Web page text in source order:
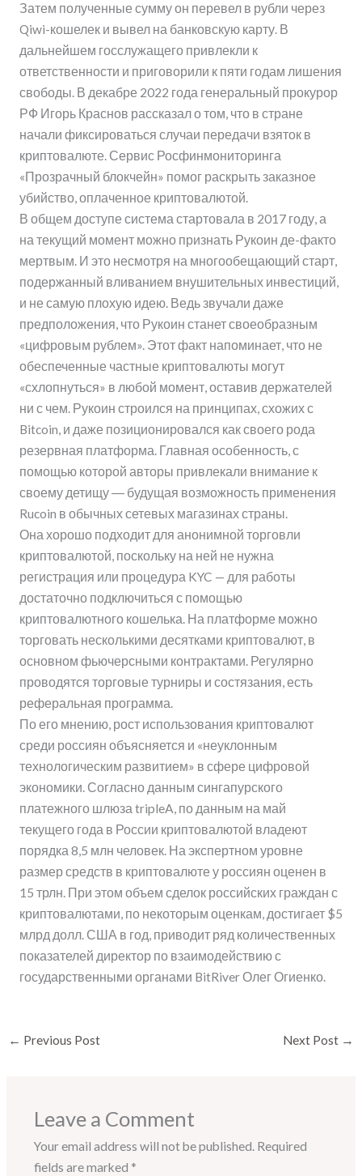
Затем полученные сумму он перевел в рубли через
Qiwi-кошелек и вывел на банковскую карту. В
дальнейшем госслужащего привлекли к
ответственности и приговорили к пяти годам лишения
свободы. В декабре 2022 года генеральный прокурор
РФ Игорь Краснов рассказал о том, что в стране
начали фиксироваться случаи передачи взяток в
криптовалюте. Сервис Росфинмониторинга
«Прозрачный блокчейн» помог раскрыть заказное
убийство, оплаченное криптовалютой.
В общем доступе система стартовала в 2017 году, а
на текущий момент можно признать Рукоин де-факто
мертвым. И это несмотря на многообещающий старт,
подержанный вливанием внушительных инвестиций,
и не самую плохую идею. Ведь звучали даже
предположения, что Рукоин станет своеобразным
«цифровым рублем». Этот факт напоминает, что не
обеспеченные частные криптовалюты могут
«схлопнуться» в любой момент, оставив держателей
ни с чем. Рукоин строился на принципах, схожих с
Bitcoin, и даже позиционировался как своего рода
резервная платформа. Главная особенность, с
помощью которой авторы привлекали внимание к
своему детищу ― будущая возможность применения
Rucoin в обычных сетевых магазинах страны.
Она хорошо подходит для анонимной торговли
криптовалютой, поскольку на ней не нужна
регистрация или процедура KYC — для работы
достаточно подключиться с помощью
криптовалютного кошелька. На платформе можно
торговать несколькими десятками криптовалют, в
основном фьючерсными контрактами. Регулярно
проводятся торговые турниры и состязания, есть
реферальная программа.
По его мнению, рост использования криптовалют
среди россиян объясняется и «неуклонным
технологическим развитием» в сфере цифровой
экономики. Согласно данным сингапурского
платежного шлюза tripleA, по данным на май
текущего года в России криптовалютой владеют
порядка 8,5 млн человек. На экспертном уровне
размер средств в криптовалюте у россиян оценен в
15 трлн. При этом объем сделок российских граждан с
криптовалютами, по некоторым оценкам, достигает $5
млрд долл. США в год, приводит ряд количественных
показателей директор по взаимодействию с
государственными органами BitRiver Олег Огиенко.
← Previous Post Next Post →
Leave a Comment
Your email address will not be published. Required
fields are marked *